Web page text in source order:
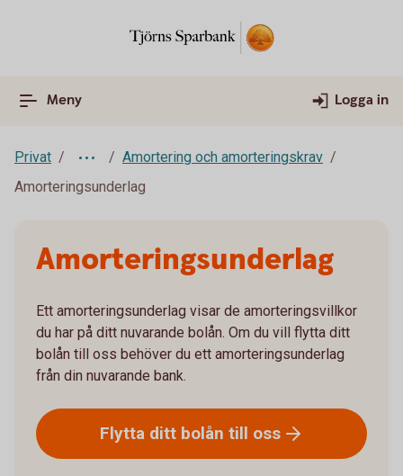
Meny Logga in
Privat
Amortering och amorteringskrav
Amorteringsunderlag
Amorteringsunderlag
Ett amorteringsunderlag visar de amorteringsvillkor
du har på ditt nuvarande bolån. Om du vill flytta ditt
bolån till oss behöver du ett amorteringsunderlag
från din nuvarande bank.
Flytta ditt bolån till oss